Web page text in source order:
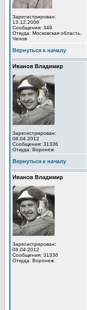
Зарегистрирован:
13.12.2006
Сообщения: 349
Откуда: Московская область,
Чехов
Вернуться к началу
Иванов Владимир
Зарегистрирован:
08.04.2012
Сообщения: 31336
Откуда: Воронеж
Вернуться к началу
Иванов Владимир
Зарегистрирован:
08.04.2012
Сообщения: 31336
Откуда: Воронеж